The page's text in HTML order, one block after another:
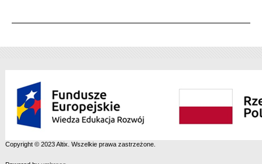
Copyright © 2023 Altix. Wszelkie prawa zastrzeżone.